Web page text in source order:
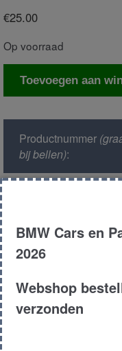
€25.00
Op voorraad
OlieToevoegen aan
Productnummer
bij bellen):
Kleur :
Carroserie :
BMW Cars en
2026
Webshop
verzonden